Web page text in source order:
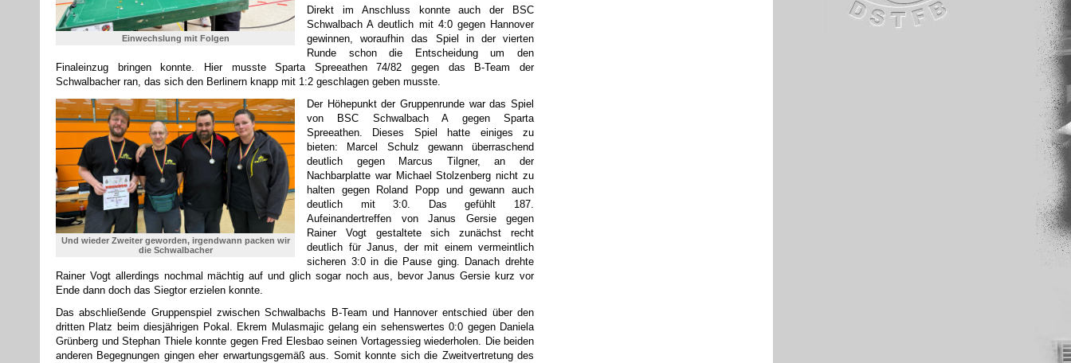
Einwechslung mit Folgen
Direkt im Anschluss konnte auch der BSC
Schwalbach A deutlich mit 4:0 gegen Hannover
gewinnen, woraufhin das Spiel in der vierten
Runde schon die Entscheidung um den
Finaleinzug bringen konnte. Hier musste Sparta Spreeathen 74/82 gegen das B-Team der
Schwalbacher ran, das sich den Berlinern knapp mit 1:2 geschlagen geben musste.
Und wieder Zweiter geworden, irgendwann packen wir
die Schwalbacher
Der Höhepunkt der Gruppenrunde war das Spiel
von BSC Schwalbach A gegen Sparta
Spreeathen. Dieses Spiel hatte einiges zu
bieten: Marcel Schulz gewann überraschend
deutlich gegen Marcus Tilgner, an der
Nachbarplatte war Michael Stolzenberg nicht zu
halten gegen Roland Popp und gewann auch
deutlich mit 3:0. Das gefühlt 187.
Aufeinandertreffen von Janus Gersie gegen
Rainer Vogt gestaltete sich zunächst recht
deutlich für Janus, der mit einem vermeintlich
sicheren 3:0 in die Pause ging. Danach drehte
Rainer Vogt allerdings nochmal mächtig auf und glich sogar noch aus, bevor Janus Gersie kurz vor
Ende dann doch das Siegtor erzielen konnte.
Das abschließende Gruppenspiel zwischen Schwalbachs B-Team und Hannover entschied über den
dritten Platz beim diesjährigen Pokal. Ekrem Mulasmajic gelang ein sehenswertes 0:0 gegen Daniela
Grünberg und Stephan Thiele konnte gegen Fred Elesbao seinen Vortagessieg wiederholen. Die beiden
anderen Begegnungen gingen eher erwartungsgemäß aus. Somit konnte sich die Zweitvertretung des